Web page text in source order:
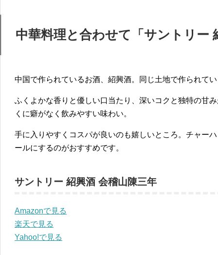
中華料理と合わせて「サントリー
中国で作られているお酒、紹興酒。同じ土地で作られて
ふくよかな香りと優しい口当たり、深いコクと独特の甘
くに癖がなく飲みやすい味わい。
手に入りやすくコスパが良いのも嬉しいところ。チャー
ールにするのがおすすめです。
サントリー 紹興酒 会稽山陳三年
Amazonで見る
楽天で見る
Yahoo!で見る